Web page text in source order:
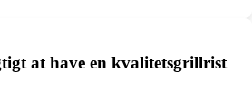
at have en kvalitetsgrillrist